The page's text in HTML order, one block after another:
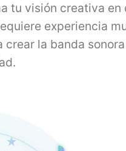
tu visión creativa en
experiencia
la banda